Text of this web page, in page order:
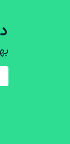
در چه صورتی
- اگه به
- اگه می‌خوای